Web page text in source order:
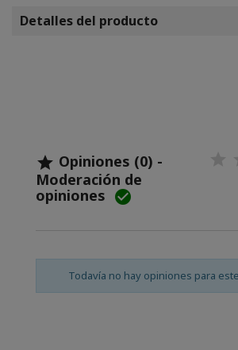
Detalles del producto
 Opiniones (0) -
Moderación de
opiniones 
Todavía no hay opiniones para